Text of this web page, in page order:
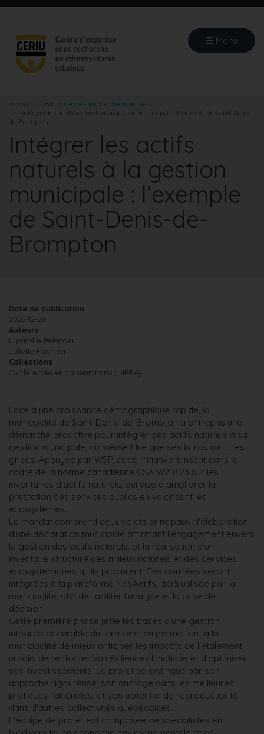
Aller
principal
Menu
Accueil
Bibliothèque - Recherche avancée
Intégrer les actifs naturels à la gestion municipale : l’exemple de Saint-Denis-
de-Brompton
Intégrer les actifs
naturels à la gestion
municipale : l’exemple
de Saint-Denis-de-
Brompton
Date de publication
2025-12-20
Auteurs
Lysandre Bélanger
Juliette Fournier
Collections
Conférences et présentations (INFRA)
Face à une croissance démographique rapide, la
municipalité de Saint-Denis-de-Brompton a entrepris une
démarche proactive pour intégrer ses actifs naturels à sa
gestion municipale, au même titre que ses infrastructures
grises. Appuyée par WSP, cette initiative s'inscrit dans le
cadre de la norme canadienne CSA W218:23 sur les
inventaires d'actifs naturels, qui vise à améliorer la
prestation des services publics en valorisant les
écosystèmes.
Le mandat comprend deux volets principaux : l'élaboration
d'une déclaration municipale affirmant l'engagement envers
la gestion des actifs naturels, et la réalisation d'un
inventaire structuré des milieux naturels et des services
écosystémiques qu'ils procurent. Ces données seront
intégrées à la plateforme NosActifs, déjà utilisée par la
municipalité, afin de faciliter l'analyse et la prise de
décision.
Cette première phase jette les bases d'une gestion
intégrée et durable du territoire, en permettant à la
municipalité de mieux anticiper les impacts de l'étalement
urbain, de renforcer sa résilience climatique et d'optimiser
ses investissements. Le projet se distingue par son
approche rigoureuse, son ancrage dans les meilleures
pratiques nationales, et son potentiel de reproductibilité
dans d'autres collectivités québécoises.
L'équipe de projet est composée de spécialistes en